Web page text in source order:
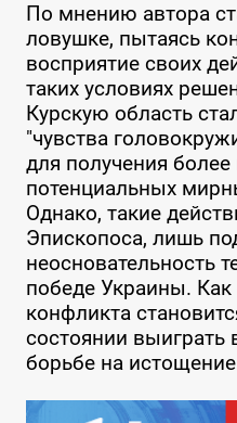
По мнению автора
ловушке, пытаясь
восприятие своих
таких условиях
Курскую область
"чувства
для получения
потенциальных
Однако, такие
Эпископоса, лишь
неосновательность
победе Украины.
конфликта
состоянии выиграть
борьбе на